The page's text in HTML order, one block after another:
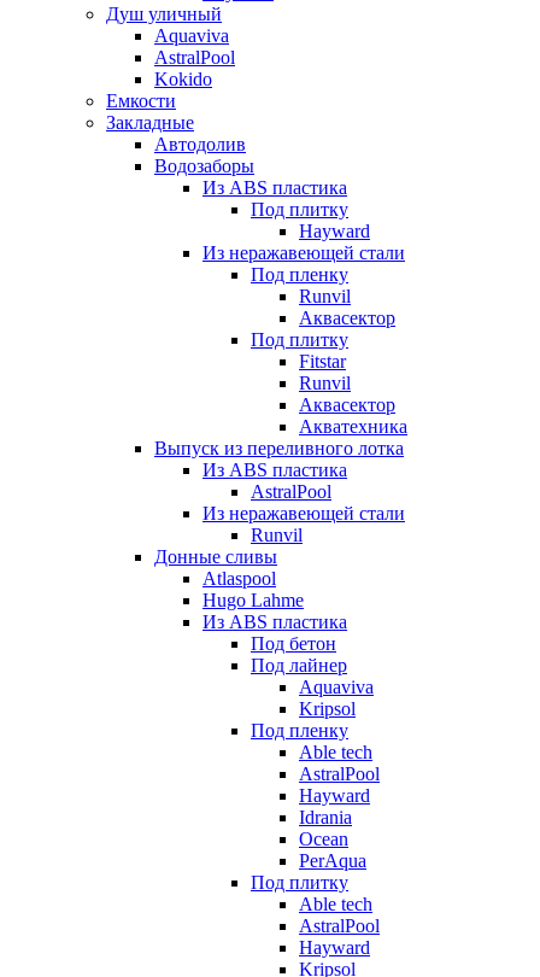
Душ уличный
Aquaviva
AstralPool
Kokido
Емкости
Закладные
Автодолив
Водозаборы
Из ABS пластика
Под плитку
Hayward
Из неражавеющей стали
Под пленку
Runvil
Аквасектор
Под плитку
Fitstar
Runvil
Аквасектор
Акватехника
Выпуск из переливного лотка
Из ABS пластика
AstralPool
Из неражавеющей стали
Runvil
Донные сливы
Atlaspool
Hugo Lahme
Из ABS пластика
Под бетон
Под лайнер
Aquaviva
Kripsol
Под пленку
Able tech
AstralPool
Hayward
Idrania
Ocean
PerAqua
Под плитку
Able tech
AstralPool
Hayward
Kripsol